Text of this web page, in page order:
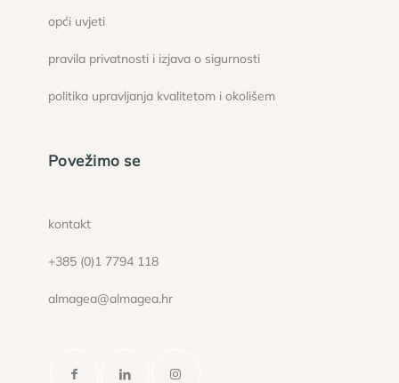
opći uvjeti
pravila privatnosti i izjava o sigurnosti
politika upravljanja kvalitetom i okolišem
Povežimo se
kontakt
+385 (0)1 7794 118
almagea@almagea.hr